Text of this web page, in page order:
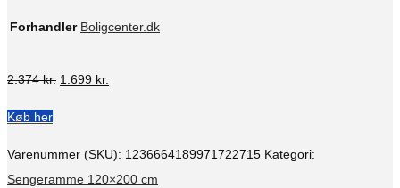
Forhandler Boligcenter.dk
2.374kr. Den
var:
2.374 kr..
1.699 kr.
er:
1.699 kr..
Køb her
Varenummer (SKU): 1236664189971722715 Kategori:
Sengeramme 120×200 cm